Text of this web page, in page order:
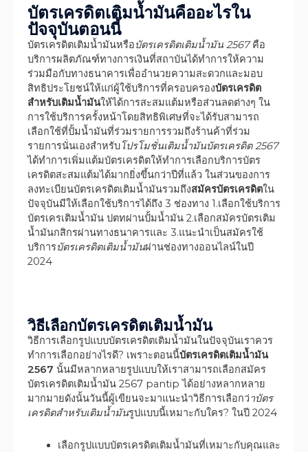
บัตรเครดิตเติมน้ำมันคืออะไรใน
ปัจจุบันตอนนี้
บัตรเครดิตเติมน้ำมันหรือบัตรเครดิตเติมน้ำมัน 2567คือ
บริการผลิตภัณฑ์ทางการเงินที่สถาบันได้ทำการให้ความ
ร่วมมือกับทางธนาคารเพื่ออำนวยความสะดวกและมอบ
สิทธิประโยชน์ให้แก่ผู้ใช้บริการที่ครอบครองบัตรเครดิต
สำหรับเติมน้ำมันให้ได้การสะสมแต้มหรือส่วนลดต่างๆ ใน
การใช้บริการครั้งหน้าโดยสิทธิพิเศษที่จะได้รับสามารถ
เลือกใช้ที่ปั้มน้ำมันที่ร่วมรายการรวมถึงร้านค้าที่ร่วม
รายการนั่นเองสำหรับโปรโมชั่นเติมน้ำมันบัตรเครดิต 2567
ได้ทำการเพิ่มแต้มบัตรเครดิตให้ทำการเลือกบริการบัตร
เครดิตสะสมแต้มได้มากยิ่งขึ้นกว่าปีที่แล้ว ในส่วนของการ
ลงทะเบียนบัตรเครดิตเติมน้ำมันรวมถึงสมัครบัตรเครดิตใน
ปัจจุบันมีให้เลือกใช้บริการได้ถึง 3 ช่องทาง 1.เลือกใช้บริการ
บัตรเครเติมน้ำมัน ปตทผ่านปั้มน้ำมัน 2.เลือกสมัครบัตรเติม
น้ำมันกสิกรผ่านทางธนาคารและ 3.แนะนำเป็นสมัครใช้
บริการบัตรเครดิตเติมน้ำมันผ่านช่องทางออนไลน์ในปี
2024
วิธีเลือกบัตรเครดิตเติมน้ำมัน
วิธีการเลือกรูปแบบบัตรเครดิตเติมน้ำมันในปัจจุบันเราควร
ทำการเลือกอย่างไรดี? เพราะตอนนี้บัตรเครดิตเติมน้ำมัน
2567 นั้นมีหลากหลายรูปแบบให้เราสามารถเลือกสมัคร
บัตรเครดิตเติมน้ำมัน 2567 pantip ได้อย่างหลากหลาย
มากมายดังนั้นวันนี้ผู้เขียนจะมาแนะนำวิธีการเลือกว่าบัตร
เครดิตสำหรับเติมน้ำมันรูปแบบนี้เหมาะกับใคร? ในปี 2024
เลือกรูปแบบบัตรเครดิตเติมน้ำมันที่เหมาะกับคุณและ